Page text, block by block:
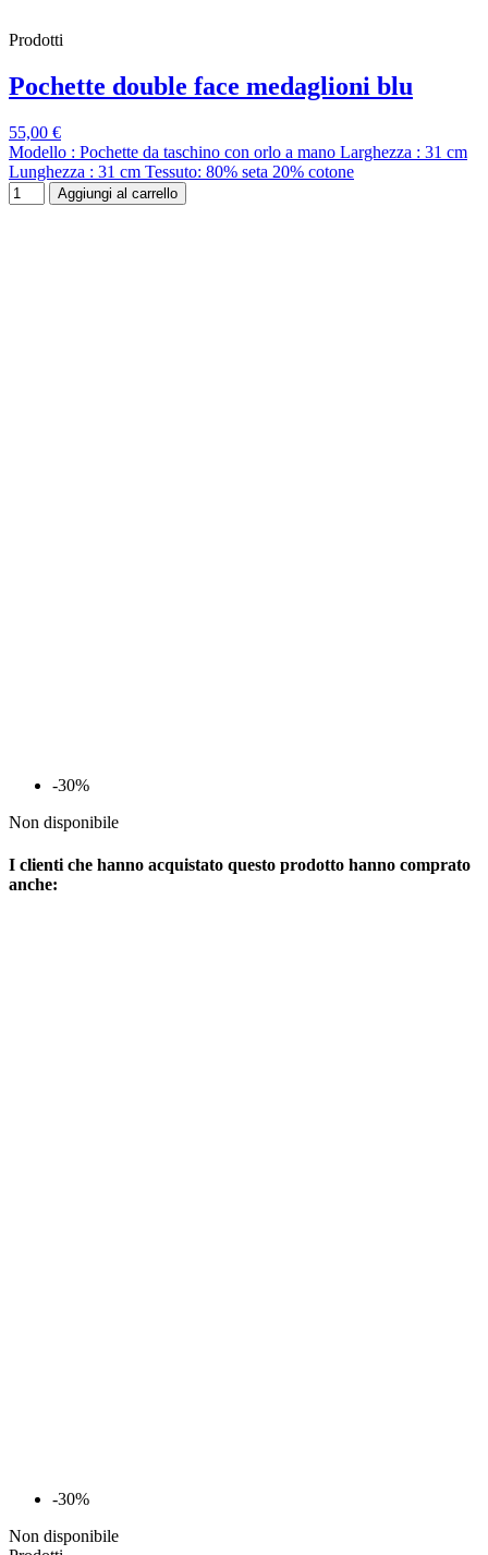
Prodotti
Pochette double face medaglioni blu
55,00 €
Modello : Pochette da taschino con orlo a mano Larghezza : 31 cm
Lunghezza : 31 cm Tessuto: 80% seta 20% cotone
Aggiungi al carrello
-30%
Non disponibile
I clienti che hanno acquistato questo prodotto hanno comprato
anche:
-30%
Non disponibile